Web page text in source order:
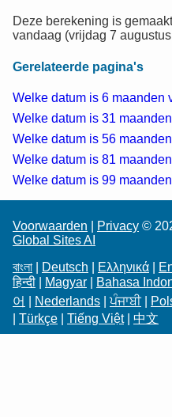
Deze berekening is
vandaag (vrijdag 7
Gerelateerde pagina's
Welke datum is 6 maanden
Welke datum is 31
Welke datum is 56
Welke datum is 81
Welke datum is 99
Voorwaarden Privacy ©
Global Sites AI
বাংলা
Deutsch Ελληνικά
हिन्दी
Magyar Bahasa
어
Nederlands |ਪੰਜਾਬੀ|
Türkçe Tiếng Việt| 中文